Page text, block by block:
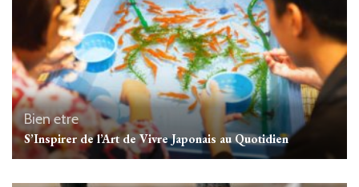
Bien etre
S’Inspirer de l’Art de Vivre Japonais au Quotidien